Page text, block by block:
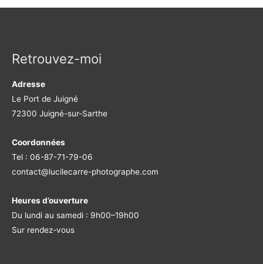
Retrouvez-moi
Adresse
Le Port de Juigné
72300 Juigné-sur-Sarthe
Coordonnées
Tel : 06-87-71-79-06
contact@lucilecarre-photographe.com
Heures d’ouverture
Du lundi au samedi : 9h00–19h00
Sur rendez-vous